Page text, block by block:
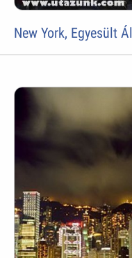
New York, Egyesült